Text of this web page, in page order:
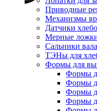
Приводные
Механизмы
Датчики
Мерные ложки
Сальники
ТЭНы для
Формы для
Формы
Формы
Формы
Формы